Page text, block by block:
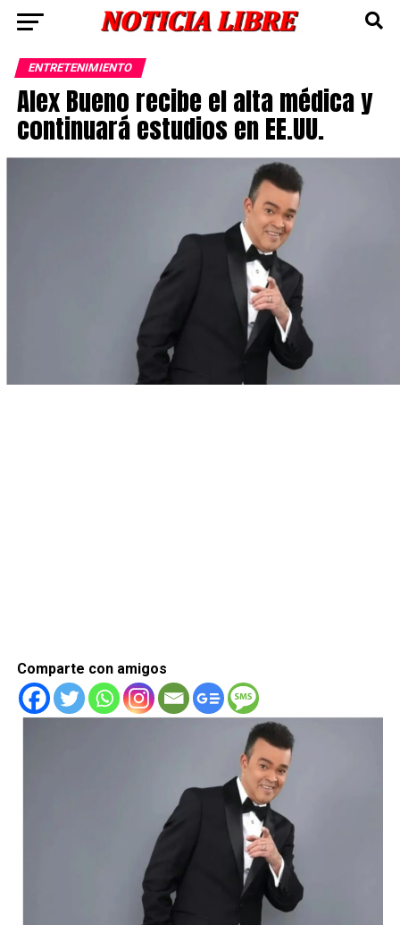
ENTRETENIMIENTO
Alex Bueno recibe el alta médica y
continuará estudios en EE.UU.
Comparte con amigos